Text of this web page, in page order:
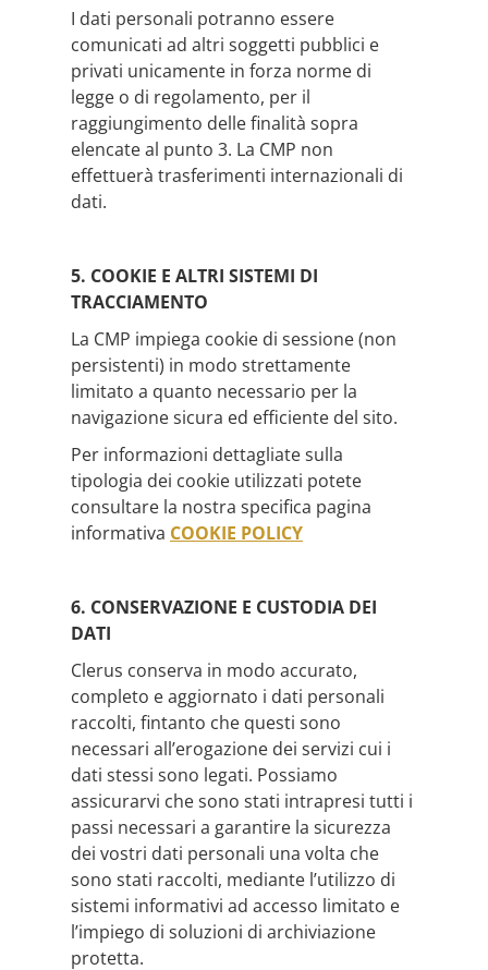
I dati personali potranno essere
comunicati ad altri soggetti pubblici e
privati unicamente in forza norme di
legge o di regolamento, per il
raggiungimento delle finalità sopra
elencate al punto 3. La CMP non
effettuerà trasferimenti internazionali di
dati.
5. COOKIE E ALTRI SISTEMI DI
TRACCIAMENTO
La CMP impiega cookie di sessione (non
persistenti) in modo strettamente
limitato a quanto necessario per la
navigazione sicura ed efficiente del sito.
Per informazioni dettagliate sulla
tipologia dei cookie utilizzati potete
consultare la nostra specifica pagina
informativa COOKIE POLICY
6. CONSERVAZIONE E CUSTODIA DEI
DATI
Clerus conserva in modo accurato,
completo e aggiornato i dati personali
raccolti, fintanto che questi sono
necessari all’erogazione dei servizi cui i
dati stessi sono legati. Possiamo
assicurarvi che sono stati intrapresi tutti i
passi necessari a garantire la sicurezza
dei vostri dati personali una volta che
sono stati raccolti, mediante l’utilizzo di
sistemi informativi ad accesso limitato e
l’impiego di soluzioni di archiviazione
protetta.